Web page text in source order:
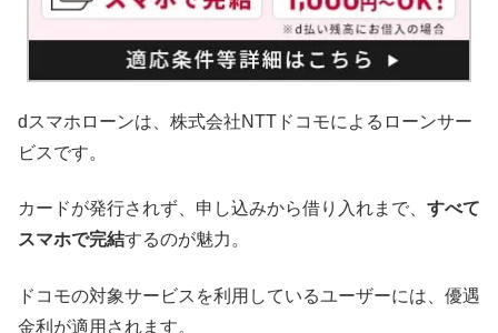
dスマホローンは、株式会社NTTドコモによるローンサー
ビスです。
カードが発行されず、申し込みから借り入れまで、 すべて
スマホで完結するのが魅力。
ドコモの対象サービスを利用しているユーザーには、優遇
金利が適用されます。